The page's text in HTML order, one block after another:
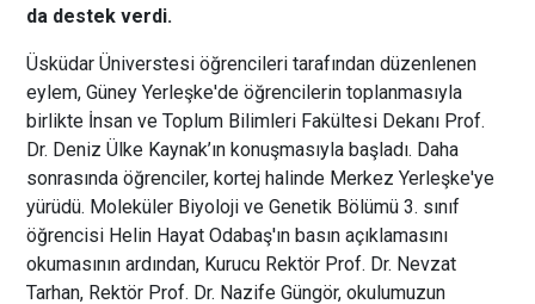
da destek verdi.
Üsküdar Üniverstesi öğrencileri tarafından düzenlenen
eylem, Güney Yerleşke'de öğrencilerin toplanmasıyla
birlikte İnsan ve Toplum Bilimleri Fakültesi Dekanı Prof.
Dr. Deniz Ülke Kaynak’ın konuşmasıyla başladı. Daha
sonrasında öğrenciler, kortej halinde Merkez Yerleşke'ye
yürüdü. Moleküler Biyoloji ve Genetik Bölümü 3. sınıf
öğrencisi Helin Hayat Odabaş'ın basın açıklamasını
okumasının ardından, Kurucu Rektör Prof. Dr. Nevzat
Tarhan, Rektör Prof. Dr. Nazife Güngör, okulumuzun